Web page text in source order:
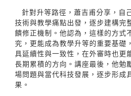
針對升等路徑，蕭吉甫分享，自
技術與教學痛點出發，逐步建構完
饋修正機制。他認為，這樣的方式
究，更能成為教學升等的重要基礎
具延續性與一致性，在外審時也更
長期累積的方向。講座最後，他勉
場問題與當代科技發展，逐步形成
果。